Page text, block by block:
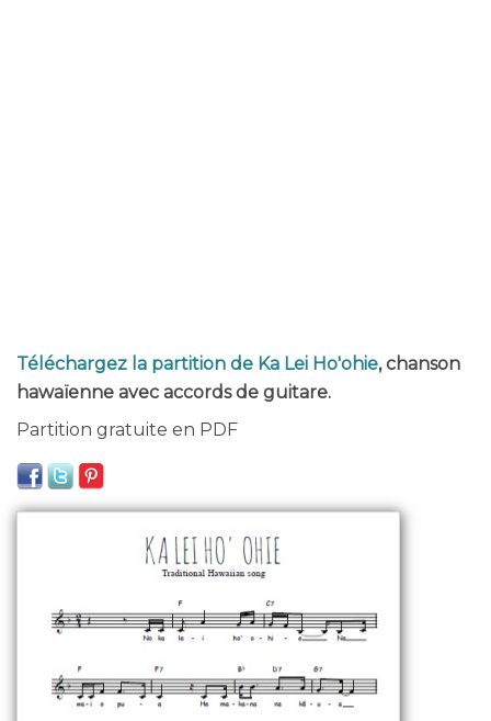
Téléchargez la partition de Ka Lei Ho'ohie, chanson
hawaïenne avec accords de guitare.
Partition gratuite en PDF